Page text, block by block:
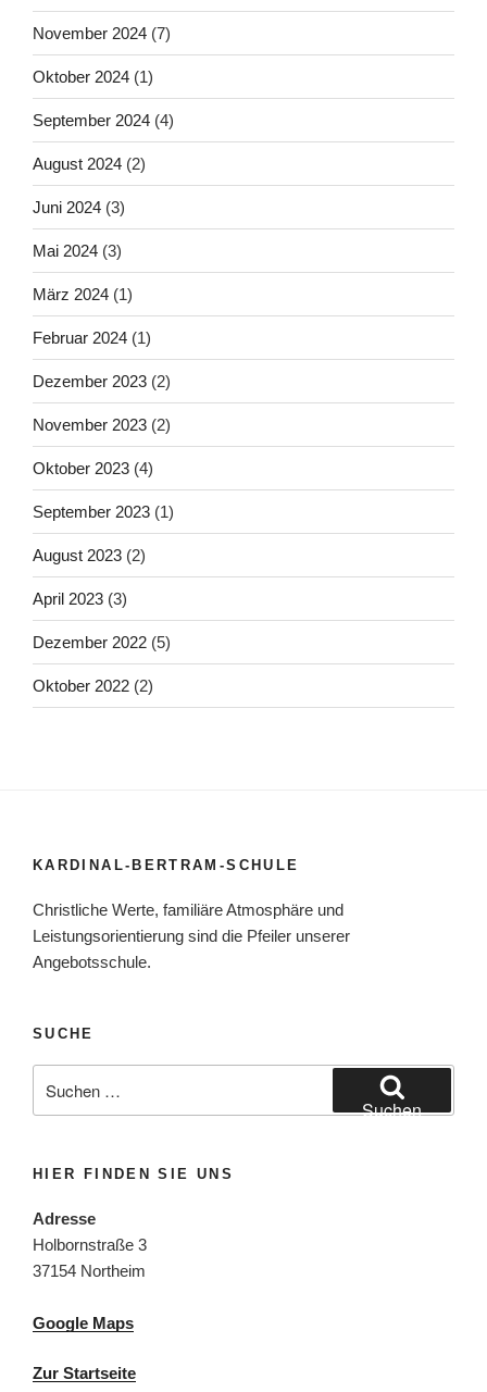
November 2024 (7)
Oktober 2024 (1)
September 2024 (4)
August 2024 (2)
Juni 2024 (3)
Mai 2024 (3)
März 2024 (1)
Februar 2024 (1)
Dezember 2023 (2)
November 2023 (2)
Oktober 2023 (4)
September 2023 (1)
August 2023 (2)
April 2023 (3)
Dezember 2022 (5)
Oktober 2022 (2)
KARDINAL-BERTRAM-SCHULE
Christliche Werte, familiäre Atmosphäre und
Leistungsorientierung sind die Pfeiler unserer
Angebotsschule.
SUCHE
nach:
Suchen
HIER FINDEN SIE UNS
Adresse
Holbornstraße 3
37154 Northeim
Google Maps
Zur Startseite